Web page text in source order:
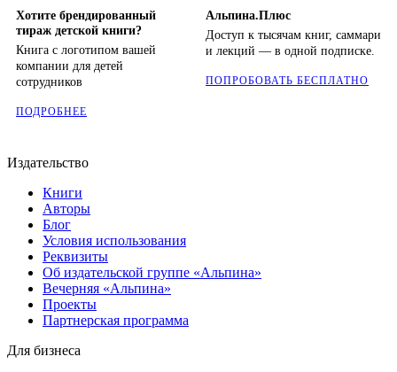
Хотите брендированный
тираж детской книги?
Книга с логотипом вашей
компании для детей
сотрудников
ПОДРОБНЕЕ
Альпина.Плюс
Доступ к тысячам книг, саммари
и лекций — в одной подписке.
ПОПРОБОВАТЬ БЕСПЛАТНО
Издательство
Книги
Авторы
Блог
Условия использования
Реквизиты
Об издательской группе «Альпина»
Вечерняя «Альпина»
Проекты
Партнерская программа
Для бизнеса